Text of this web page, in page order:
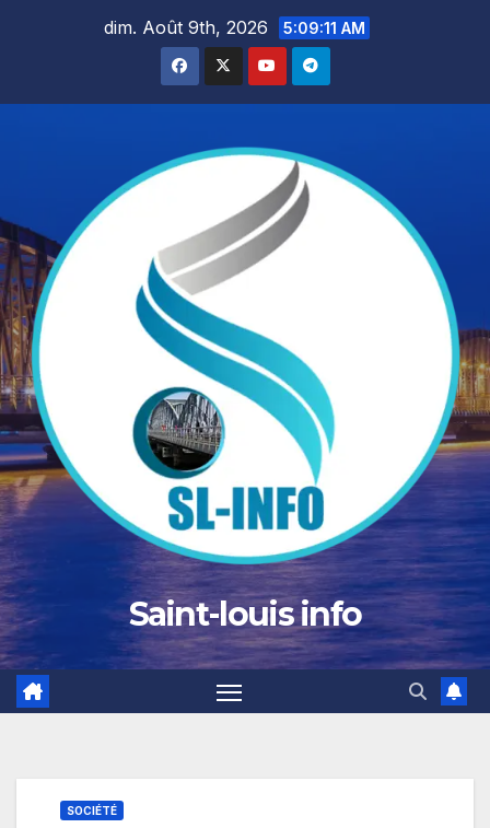
dim. Août 9th, 2026 5:09:12 AM
Saint-louis info
SOCIÉTÉ